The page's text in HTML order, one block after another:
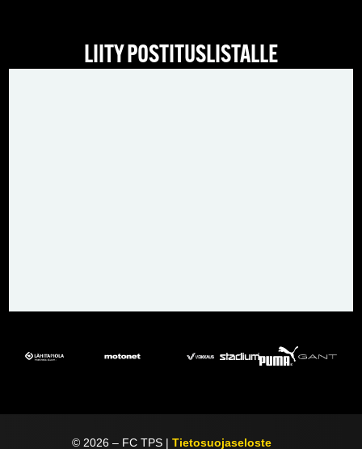
LIITY POSTITUSLISTALLE
© 2026 – FC TPS |Tietosuojaseloste